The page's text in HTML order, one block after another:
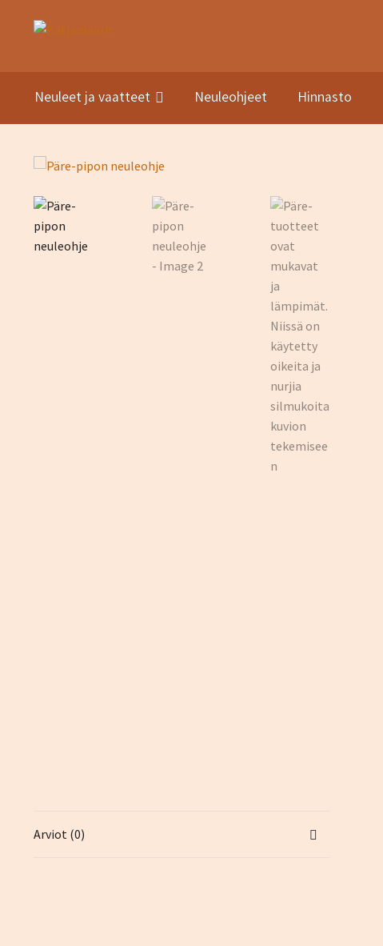
Siirry
Siirry
Neuleet ja vaatteet Neuleohjeet Hinnasto
EtusivuKuvatNeuleet ja vaatteetNeuleohjeetKauppaHinnasto
Arviot (0)